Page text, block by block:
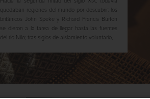
quedaban regiones del mundo por descubrir: los
británicos John Speke y Richard Francis Burton
se dieron a la tarea de llegar hasta las fuentes
del río Nilo; tras siglos de aislamiento voluntario, ...